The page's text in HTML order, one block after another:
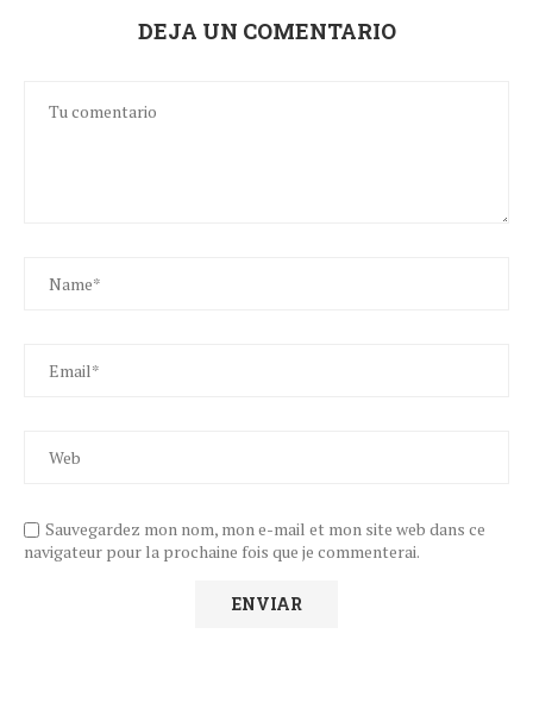
DEJA UN COMENTARIO
Sauvegardez mon nom, mon e-mail et mon site web dans ce
navigateur pour la prochaine fois que je commenterai.